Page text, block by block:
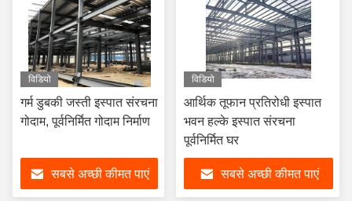
विडियो
गर्म डुबकी जस्ती इस्पात संरचना
गोदाम, पूर्वनिर्मित गोदाम निर्माण
सबसे अच्छी कीमत पाएं
विडियो
आर्थिक तूफान प्रतिरोधी इस्पात
भवन हल्के इस्पात संरचना
पूर्वनिर्मित घर
सबसे अच्छी कीमत पाएं